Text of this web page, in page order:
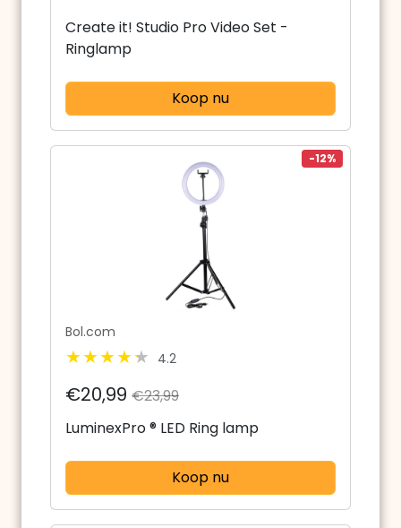
Create it! Studio Pro Video Set -
Ringlamp
Koop nu
-12%
Bol.com
4.2
€20,99 €23,99
LuminexPro ® LED Ring lamp
Koop nu